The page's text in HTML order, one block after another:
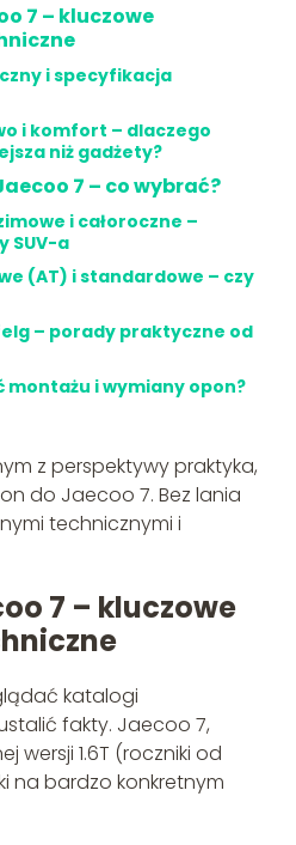
7 – kluczowe
i specyfikacja
i komfort – dlaczego
niż gadżety?
7 – co wybrać?
i całoroczne –
SUV-a
(AT) i standardowe – czy
– porady praktyczne od
montażu i wymiany opon?
z perspektywy praktyka,
do Jaecoo 7. Bez lania
technicznymi i
7 – kluczowe
katalogi
fakty. Jaecoo 7,
wersji 1.6T (roczniki od
na bardzo konkretnym